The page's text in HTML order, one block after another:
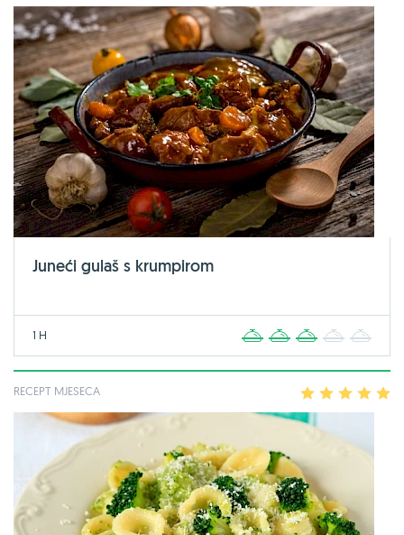
Juneći gulaš s krumpirom
1 H 2 3 4
RECEPT MJESECA 2 3 4